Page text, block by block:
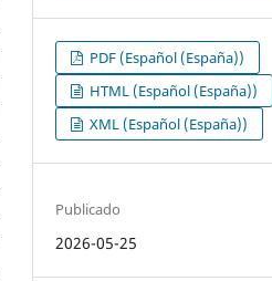
PDF (Español (España))
HTML (Español (España))
XML (Español (España))
Publicado
2026-05-25